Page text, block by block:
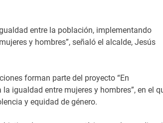
entre la población, implementando
y hombres”, señaló el alcalde, Jesús
forman parte del proyecto “En
igualdad entre mujeres y hombres”, en el
y equidad de género.